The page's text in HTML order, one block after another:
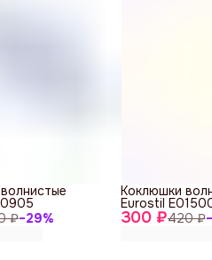
₽−29% 300 ₽420 ₽−
Коклюшки
Eurostil